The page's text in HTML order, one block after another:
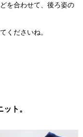
を合わせて、後ろ姿の
くださいね。
ト。